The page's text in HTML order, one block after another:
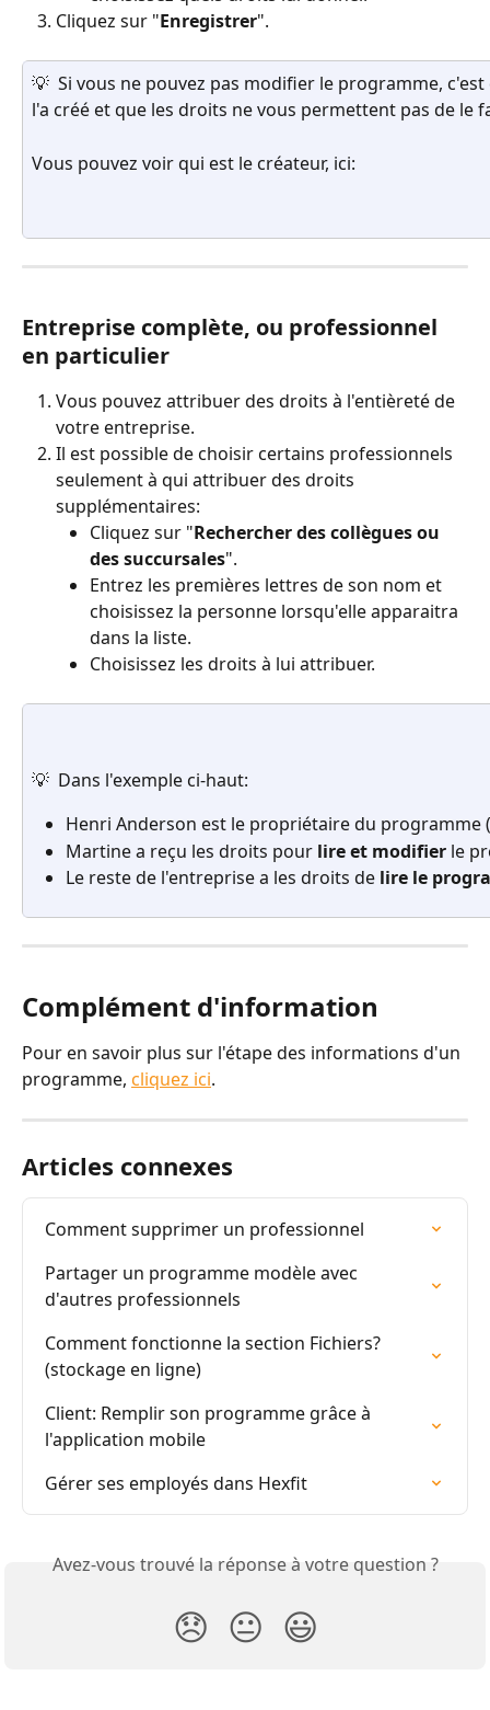
Cliquez sur "Enregistrer".
💡  Si vous ne pouvez pas modifier le programme,
l'a créé et que les droits ne vous permettent pas de le
Vous pouvez voir qui est le créateur, ici:
Entreprise complète, ou professionnel
en particulier
Vous pouvez attribuer des droits à l'entièreté de
votre entreprise.
Il est possible de choisir certains professionnels
seulement à qui attribuer des droits
supplémentaires:
Cliquez sur "Rechercher des collègues ou
des succursales".
Entrez les premières lettres de son nom et
choisissez la personne lorsqu'elle apparaitra
dans la liste.
Choisissez les droits à lui attribuer.
💡  Dans l'exemple ci-haut:
Henri Anderson est le propriétaire du programme
Martine a reçu les droits pour lire et modifier le
Le reste de l'entreprise a les droits de lire le
Complément d'information
Pour en savoir plus sur l'étape des informations d'un
programme, cliquez ici.
Articles connexes
Comment supprimer un professionnel
Partager un programme modèle avec
d'autres professionnels
Comment fonctionne la section Fichiers?
(stockage en ligne)
Client: Remplir son programme grâce à
l'application mobile
Gérer ses employés dans Hexfit
Avez-vous trouvé la réponse à votre question ?
😞 😐 😃